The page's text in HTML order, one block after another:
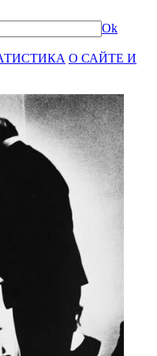
Ok
О САЙТЕ И